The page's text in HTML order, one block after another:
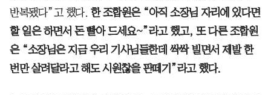
반복됐다”고 했다. 한 조합원은 “아직 소장님 자리에 있다면
할 일은 하면서 돈 빨아 드세요~”라고 했고, 또 다른 조합원
은 “소장님은 지금 우리 기사님들한데 싹싹 빌면서 제발 한
번만 살려달라고 해도 시원찮을 판떼기”라고 했다.